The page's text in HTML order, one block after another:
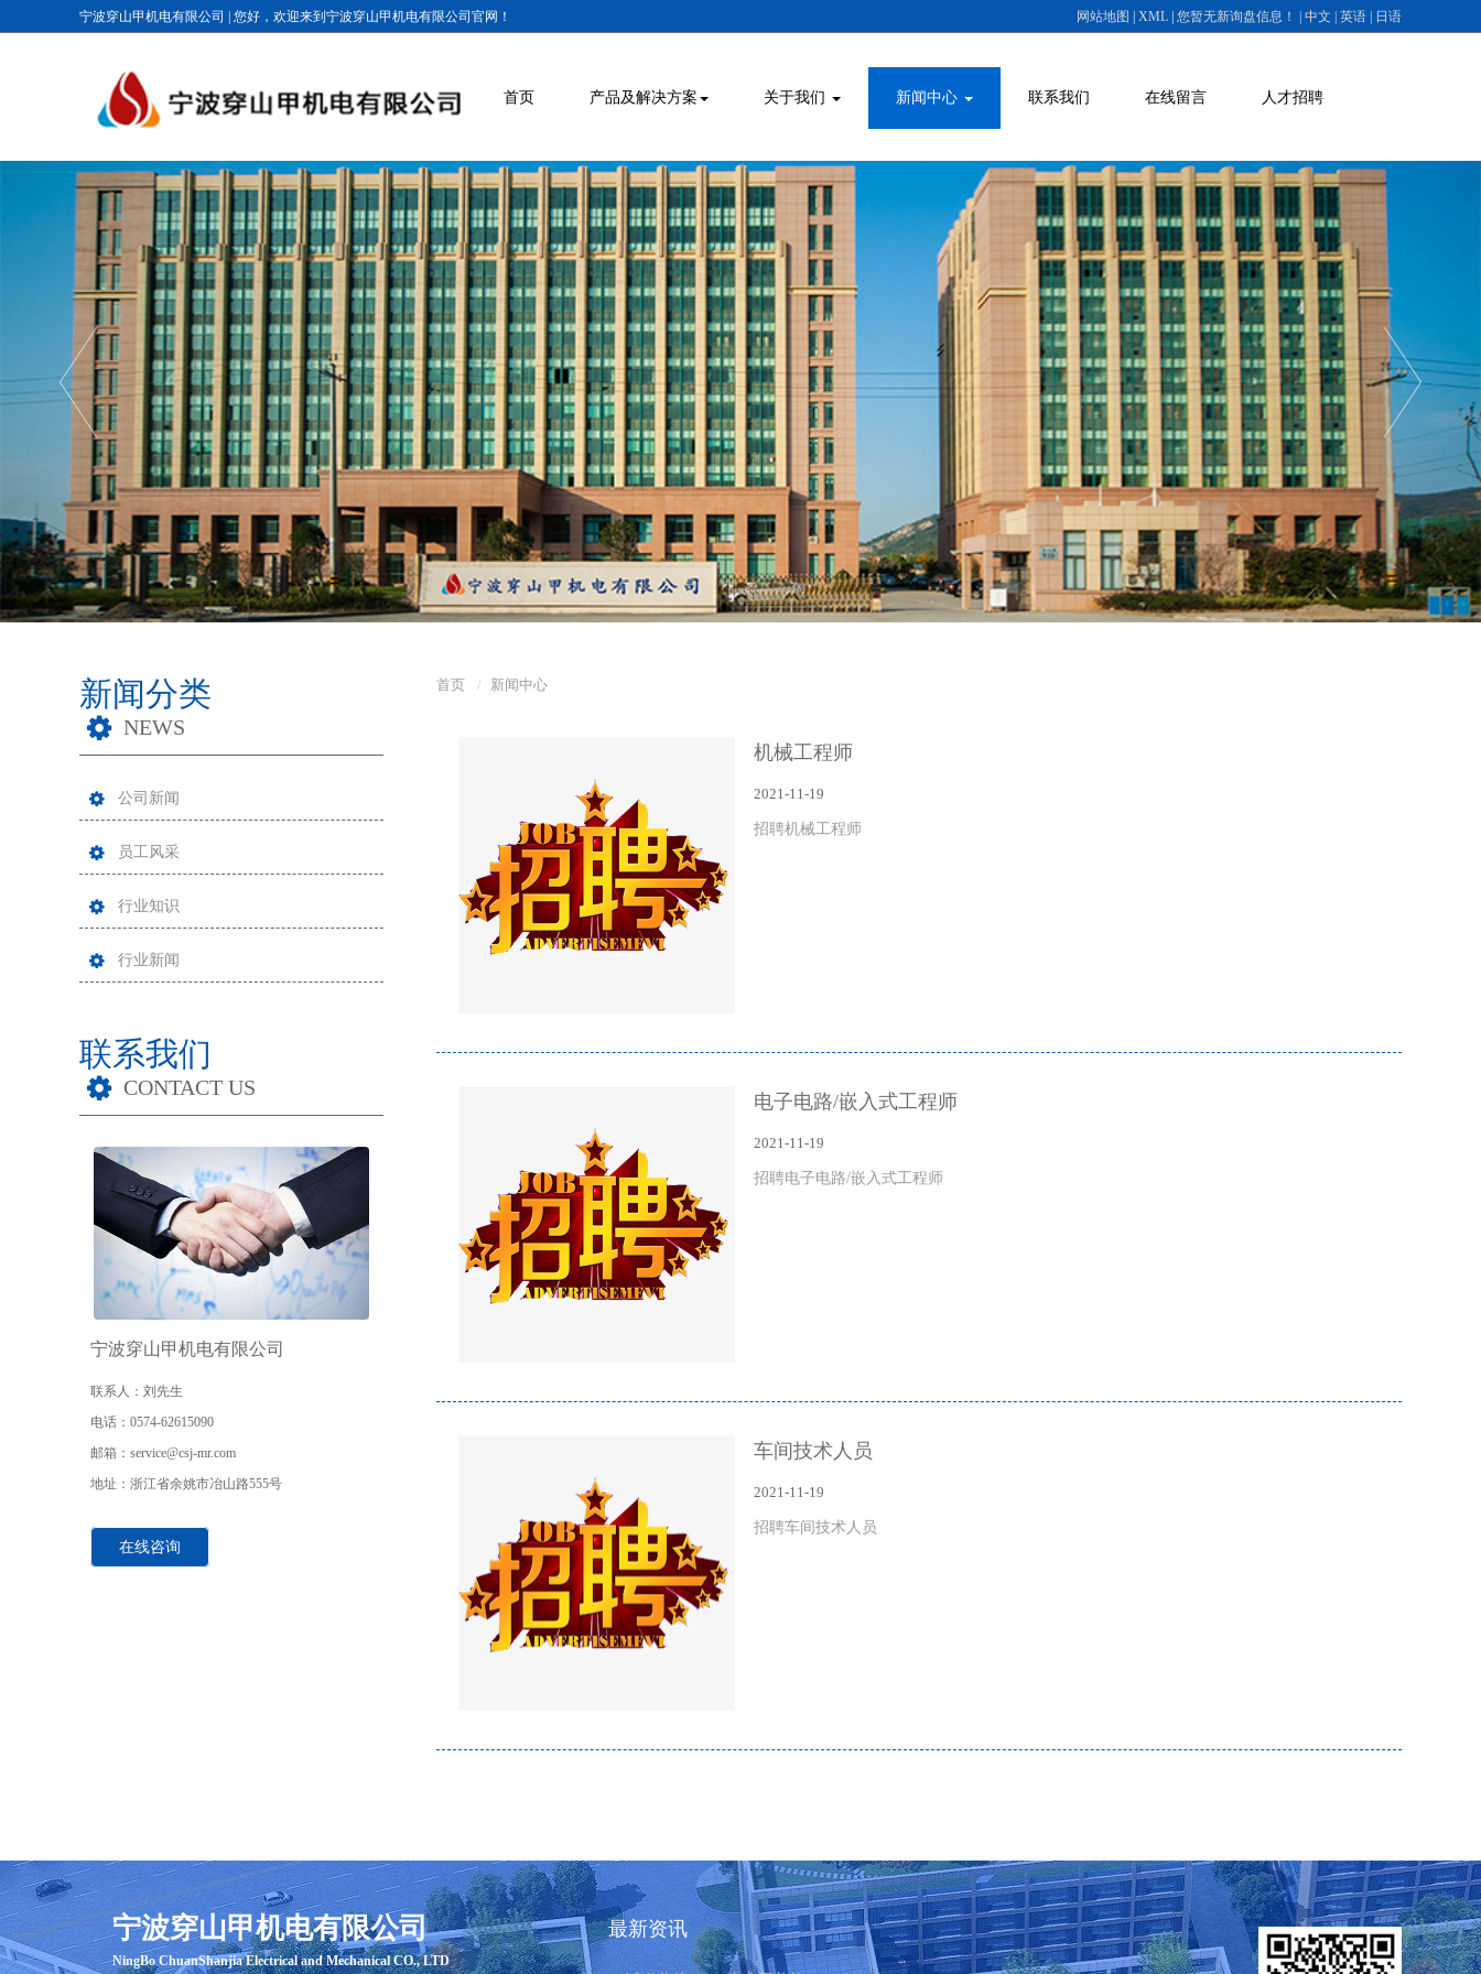
宁波穿山甲机电有限公司 您好，欢迎来到宁波穿山甲机电有限公司官网！ 网站地图 XML 您暂无新询盘信息 ！ | 中文 | 英语 | 日语
首页 产品及解决方案 关于我们 新闻中心 联系我们 在线留言 人才招聘
首页 新闻中心
机械工程师
2021-11-19
招聘机械工程师
电子电路/嵌入式工程师
2021-11-19
招聘电子电路/嵌入式工程师
车间技术人员
2021-11-19
招聘车间技术人员
新闻分类
NEWS
公司新闻
员工风采
行业知识
行业新闻
联系我们
CONTACT US
宁波穿山甲机电有限公司
联系人 ：刘先生
电话 ：0574-62615090
邮箱 ：service@csj-mr.com
地址 ： 浙江省余姚市冶山路555号
在线咨询
宁波穿山甲机电有限公司
​NingBo ChuanShanjia Electrical and Mechanical CO., LTD
最新资讯